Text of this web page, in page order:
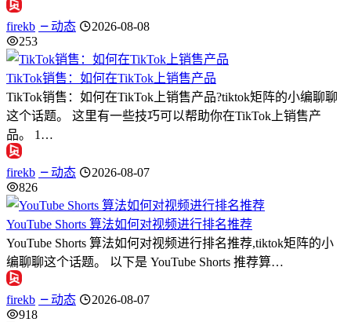
firekb 动态
2026-08-08
253
TikTok销售：如何在TikTok上销售产品
TikTok销售：如何在TikTok上销售产品?tiktok矩阵的小编聊聊
这个话题。 这里有一些技巧可以帮助你在TikTok上销售产
品。 1…
firekb 动态
2026-08-07
826
YouTube Shorts 算法如何对视频进行排名推荐
YouTube Shorts 算法如何对视频进行排名推荐,tiktok矩阵的小
编聊聊这个话题。 以下是 YouTube Shorts 推荐算…
firekb 动态
2026-08-07
918